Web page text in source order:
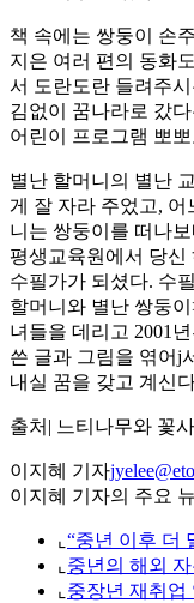
책 속에는 쌍둥이 손
지은 여러 편의 동화
서 도란도란 들려주
김없이 꿈나라로 갔
어린이 프로그램 뽀
별난 할머니의 별난
게 잘 자라 주었고, 어
니는 쌍둥이를 떠나
평생교육원에서 당신
수필가가 되셨다. 수
할머니와 별난 쌍둥
녀들을 데리고 2001
쓴 글과 그림을 엮어j
내실 꿈을 갖고 계신
출처| 느티나무와 꽃
이지혜 기자
이지혜 기자의 주요
⌞ “중년 이후 더
⌞ 중년의 해외
⌞ 중장년 재취업